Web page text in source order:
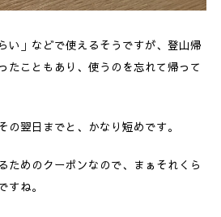
い」などで使えるそうですが、登山帰
たこともあり、使うのを忘れて帰って
の翌日までと、かなり短めです。
ためのクーポンなので、まぁそれくら
すね。